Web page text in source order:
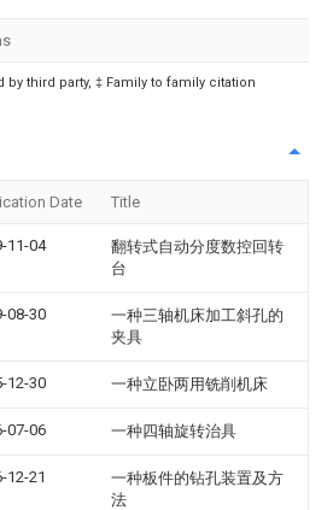
by third party, ‡ Family to family citation
Date Title
11-04
翻转式自动分度数控回转
台
08-30
一种三轴机床加工斜孔的
夹具
12-30 一种立卧两用铣削机床
07-06 一种四轴旋转治具
12-21
一种板件的钻孔装置及方
法